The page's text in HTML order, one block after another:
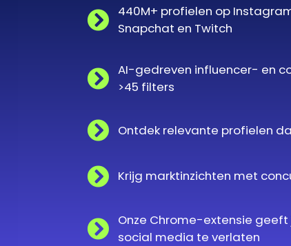
440M+ profielen op
Snapchat en Twitch
AI-gedreven influencer- en
>45 filters
Ontdek relevante profielen
Krijg marktinzichten met
Onze Chrome-extensie
social media te verlaten